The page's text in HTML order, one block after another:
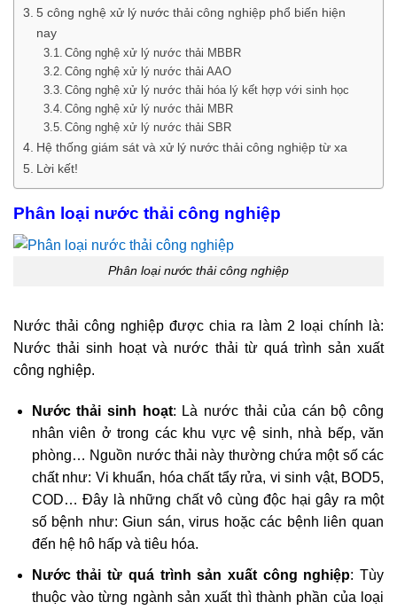
5 công nghệ xử lý nước thải công nghiệp phổ biến hiện
nay
Công nghệ xử lý nước thải MBBR
Công nghệ xử lý nước thải AAO
Công nghệ xử lý nước thải hóa lý kết hợp với sinh học
Công nghệ xử lý nước thải MBR
Công nghệ xử lý nước thải SBR
Hệ thống giám sát và xử lý nước thải công nghiệp từ xa
Lời kết!
Phân loại nước thải công nghiệp
Phân loại nước thải công nghiệp
Nước thải công nghiệp được chia ra làm 2 loại chính là:
Nước thải sinh hoạt và nước thải từ quá trình sản xuất
công nghiệp.
Nước thải sinh hoạt: Là nước thải của cán bộ công
nhân viên ở trong các khu vực vệ sinh, nhà bếp, văn
phòng… Nguồn nước thải này thường chứa một số các
chất như: Vi khuẩn, hóa chất tẩy rửa, vi sinh vật, BOD5,
COD… Đây là những chất vô cùng độc hại gây ra một
số bệnh như: Giun sán, virus hoặc các bệnh liên quan
đến hệ hô hấp và tiêu hóa.
Nước thải từ quá trình sản xuất công nghiệp: Tùy
thuộc vào từng ngành sản xuất thì thành phần của loại